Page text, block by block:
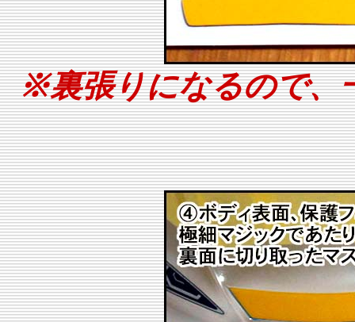
※裏張りになるので、